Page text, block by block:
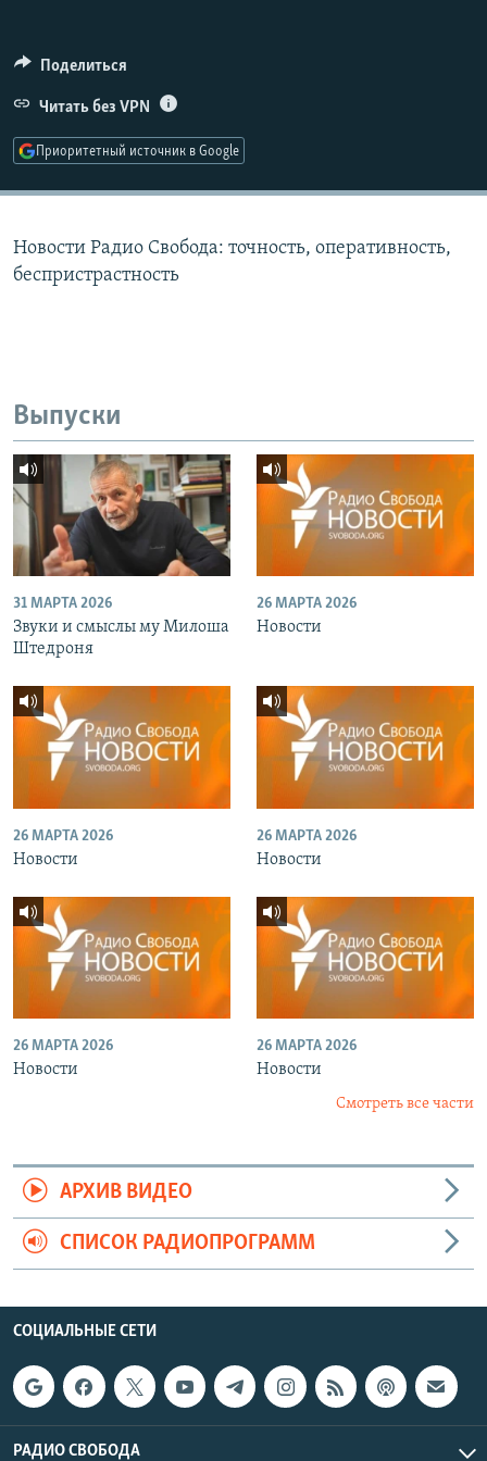
ПОДПИШИТЕСЬ НА РАССЫЛКУ
СОЦИАЛЬНЫЕ СЕТИ
Поделиться
Читать без VPN
Приоритетный источник в Google
Новости Радио Свобода: точность, оперативность,
беспристрастность
Выпуски
31 МАРТА 2026
Звуки и смыслы му Милоша
Штедроня
26 МАРТА 2026
Новости
26 МАРТА 2026
Новости
26 МАРТА 2026
Новости
26 МАРТА 2026
Новости
26 МАРТА 2026
Новости
Смотреть все части
АРХИВ ВИДЕО
СПИСОК РАДИОПРОГРАММ
СОЦИАЛЬНЫЕ СЕТИ
РАДИО СВОБОДА